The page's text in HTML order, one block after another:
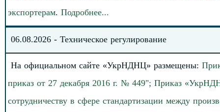
экспортерам. Подробнее...
06.08.2026 - Техническое регулирование
На официальном сайте «УкрНДНЦ» размещены:
приказ от 27 декабря 2016 г. № 449"; Приказ
сотрудничеству в сфере стандартизации между